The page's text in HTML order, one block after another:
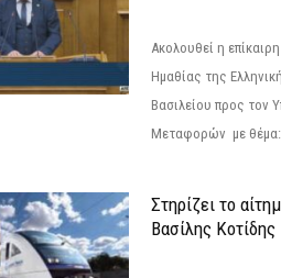
Ακολουθεί η
Ημαθίας της
Βασιλείου προς τον
Μεταφορών με θέμα:
Στηρίζει το
Βασίλης Κοτίδης